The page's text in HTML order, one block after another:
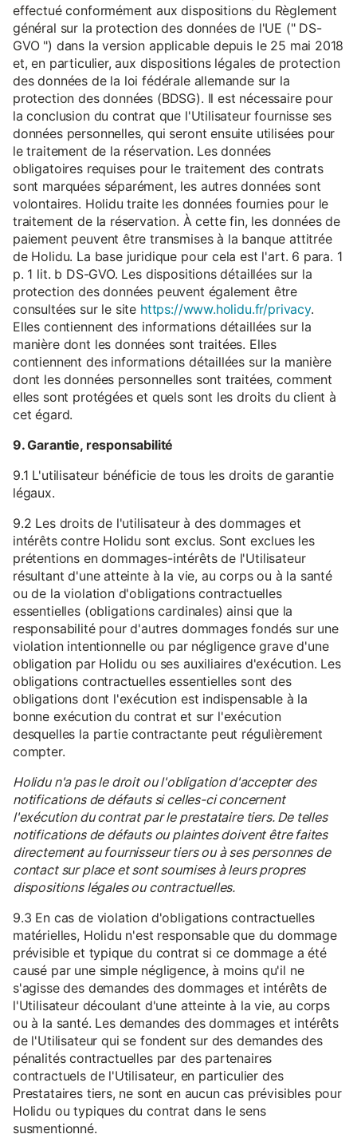
effectué conformément aux dispositions du Règlement
général sur la protection des données de l'UE (" DS-
GVO ") dans la version applicable depuis le 25 mai 2018
et, en particulier, aux dispositions légales de protection
des données de la loi fédérale allemande sur la
protection des données (BDSG). Il est nécessaire pour
la conclusion du contrat que l'Utilisateur fournisse ses
données personnelles, qui seront ensuite utilisées pour
le traitement de la réservation. Les données
obligatoires requises pour le traitement des contrats
sont marquées séparément, les autres données sont
volontaires. Holidu traite les données fournies pour le
traitement de la réservation. À cette fin, les données de
paiement peuvent être transmises à la banque attitrée
de Holidu. La base juridique pour cela est l'art. 6 para. 1
p. 1 lit. b DS-GVO. Les dispositions détaillées sur la
protection des données peuvent également être
consultées sur le site https://www.holidu.fr/privacy.
Elles contiennent des informations détaillées sur la
manière dont les données sont traitées. Elles
contiennent des informations détaillées sur la manière
dont les données personnelles sont traitées, comment
elles sont protégées et quels sont les droits du client à
cet égard.
9. Garantie, responsabilité
9.1 L'utilisateur bénéficie de tous les droits de garantie
légaux.
9.2 Les droits de l'utilisateur à des dommages et
intérêts contre Holidu sont exclus. Sont exclues les
prétentions en dommages-intérêts de l'Utilisateur
résultant d'une atteinte à la vie, au corps ou à la santé
ou de la violation d'obligations contractuelles
essentielles (obligations cardinales) ainsi que la
responsabilité pour d'autres dommages fondés sur une
violation intentionnelle ou par négligence grave d'une
obligation par Holidu ou ses auxiliaires d'exécution. Les
obligations contractuelles essentielles sont des
obligations dont l'exécution est indispensable à la
bonne exécution du contrat et sur l'exécution
desquelles la partie contractante peut régulièrement
compter.
Holidu n'a pas le droit ou l'obligation d'accepter des
notifications de défauts si celles-ci concernent
l'exécution du contrat par le prestataire tiers. De telles
notifications de défauts ou plaintes doivent être faites
directement au fournisseur tiers ou à ses personnes de
contact sur place et sont soumises à leurs propres
dispositions légales ou contractuelles.
9.3 En cas de violation d'obligations contractuelles
matérielles, Holidu n'est responsable que du dommage
prévisible et typique du contrat si ce dommage a été
causé par une simple négligence, à moins qu'il ne
s'agisse des demandes des dommages et intérêts de
l'Utilisateur découlant d'une atteinte à la vie, au corps
ou à la santé. Les demandes des dommages et intérêts
de l'Utilisateur qui se fondent sur des demandes des
pénalités contractuelles par des partenaires
contractuels de l'Utilisateur, en particulier des
Prestataires tiers, ne sont en aucun cas prévisibles pour
Holidu ou typiques du contrat dans le sens
susmentionné.